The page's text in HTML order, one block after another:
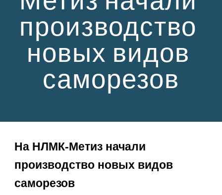
производство
новых видов
саморезов
На НЛМК-Метиз начали
производство новых видов
саморезов